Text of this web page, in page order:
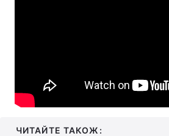
ЧИТАЙТЕ ТАКОЖ: